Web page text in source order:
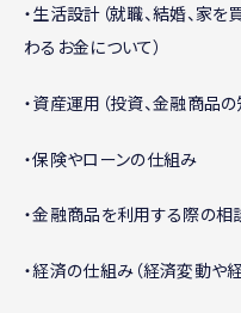
・生活設計（就職、結婚、家
わるお金について）
・資産運用（投資、金融商品の
・保険やローンの仕組み
・金融商品を利用する際の相
・経済の仕組み（経済変動や